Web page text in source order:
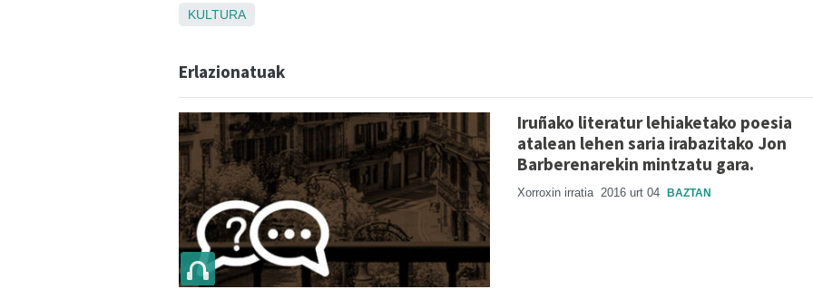
KULTURA
Erlazionatuak
Iruñako literatur lehiaketako poesia
atalean lehen saria irabazitako Jon
Barberenarekin mintzatu gara.
Xorroxin irratia 2016 urt 04 BAZTAN